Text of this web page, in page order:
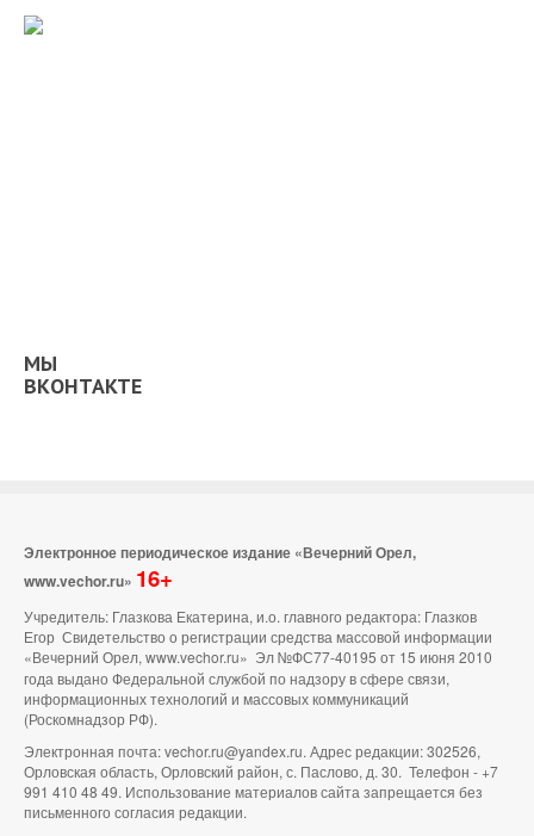
МЫ
ВКОНТАКТЕ
Электронное периодическое издание «Вечерний Орел,
www.vechor.ru» 16+
Учредитель: Глазкова Екатерина, и.о. главного редактора: Глазков
Егор Свидетельство о регистрации средства массовой информации
«Вечерний Орел, www.vechor.ru» Эл №ФС77-40195 от 15 июня 2010
года выдано Федеральной службой по надзору в сфере связи,
информационных технологий и массовых коммуникаций
(Роскомнадзор РФ).
Электронная почта: vechor.ru@yandex.ru. Адрес редакции: 302526,
Орловская область, Орловский район, с. Паслово, д. 30. Телефон - +7
991 410 48 49. Использование материалов сайта запрещается без
письменного согласия редакции.